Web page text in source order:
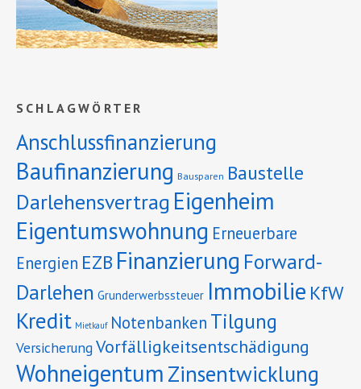
SCHLAGWÖRTER
Anschlussfinanzierung
Baufinanzierung Bausparen Baustelle
Darlehensvertrag Eigenheim
Eigentumswohnung Erneuerbare
Energien EZB Finanzierung Forward-
Darlehen Grunderwerbssteuer Immobilie KfW
Kredit Mietkauf Notenbanken Tilgung
VersicherungVorfälligkeitsentschädigung
Wohneigentum Zinsentwicklung